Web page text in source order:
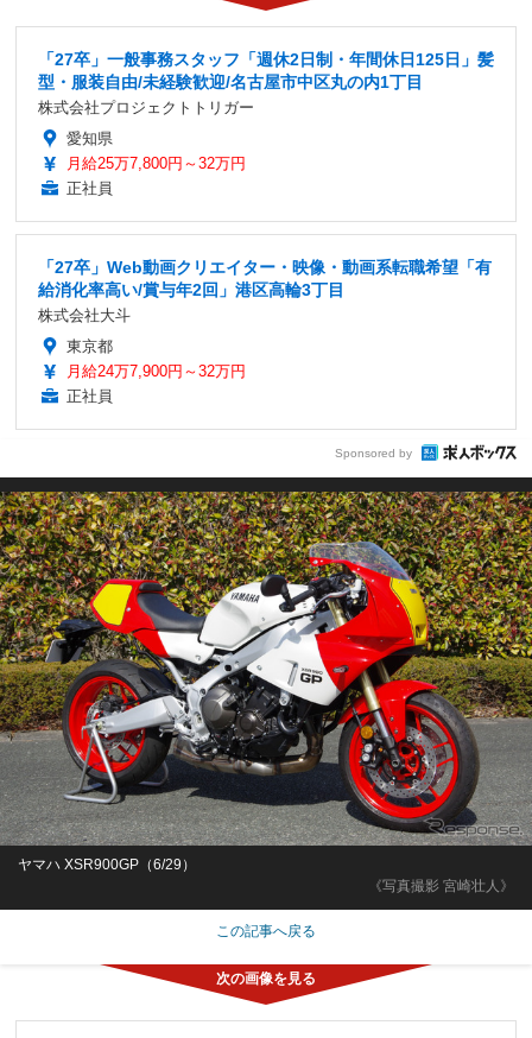
「27卒」一般事務スタッフ「週休2日制・年間休日125日」髪
型・服装自由/未経験歓迎/名古屋市中区丸の内1丁目
株式会社プロジェクトトリガー
愛知県
月給25万7,800円～32万円
正社員
「27卒」Web動画クリエイター・映像・動画系転職希望「有
給消化率高い/賞与年2回」港区高輪3丁目
株式会社大斗
東京都
月給24万7,900円～32万円
正社員
Sponsored by
《写真撮影 宮崎壮人》
ヤマハ XSR900GP（6/29）
この記事へ戻る